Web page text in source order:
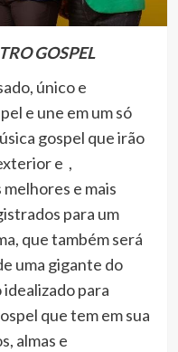
GOSPEL
único e
e une em um só
gospel que irão
e ,
e mais
para um
que também será
uma gigante do
para
que tem em sua
almas e